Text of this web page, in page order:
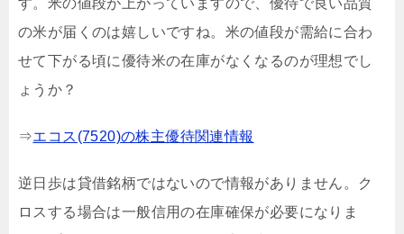
す。米の値段が上がっていますので、優待で良い品質
の米が届くのは嬉しいですね。米の値段が需給に合わ
せて下がる頃に優待米の在庫がなくなるのが理想でし
ょうか？
⇒エコス(7520)の株主優待関連情報
逆日歩は貸借銘柄ではないので情報がありません。ク
ロスする場合は一般信用の在庫確保が必要になりま